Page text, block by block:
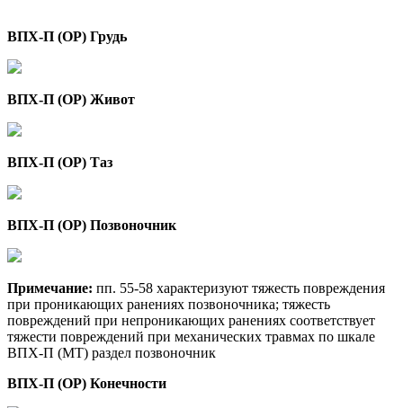
ВПХ-П (ОР) Грудь
ВПХ-П (ОР) Живот
ВПХ-П (ОР) Таз
ВПХ-П (ОР) Позвоночник
Примечание: пп. 55-58 характеризуют тяжесть повреждения
при проникающих ранениях позвоночника; тяжесть
повреждений при непроникающих ранениях соответствует
тяжести повреждений при механических травмах по шкале
ВПХ-П (МТ) раздел позвоночник
ВПХ-П (ОР) Конечности